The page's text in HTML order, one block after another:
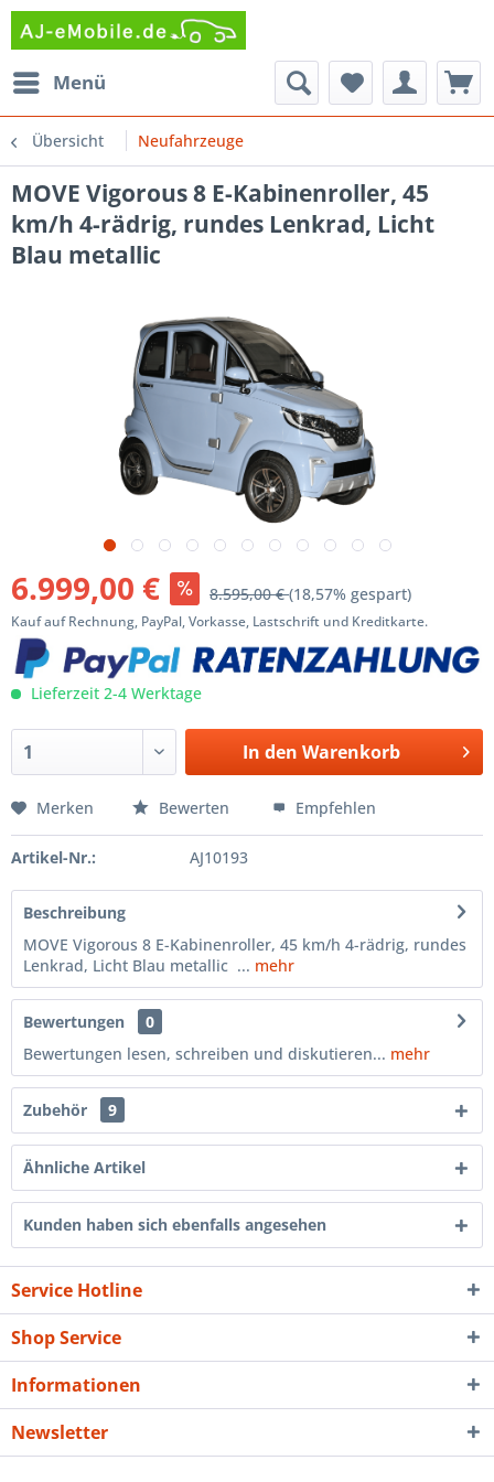
Menü
Übersicht Neufahrzeuge
MOVE Vigorous 8 E-Kabinenroller, 45
km/h 4-rädrig, rundes Lenkrad, Licht
Blau metallic
6.999,00 € 8.595,00 €(18,57% gespart)
Kauf auf Rechnung, PayPal, Vorkasse, Lastschrift und Kreditkarte.
Lieferzeit 2-4 Werktage
In den Warenkorb
Merken Bewerten Empfehlen
Artikel-Nr.: AJ10193
Beschreibung
MOVE Vigorous 8 E-Kabinenroller, 45 km/h 4-rädrig, rundes
Lenkrad, Licht Blau metallic ... mehr
Bewertungen
0
Bewertungen lesen, schreiben und diskutieren... mehr
Zubehör 9
Ähnliche Artikel
Kunden haben sich ebenfalls angesehen
Service Hotline
Shop Service
Informationen
Newsletter